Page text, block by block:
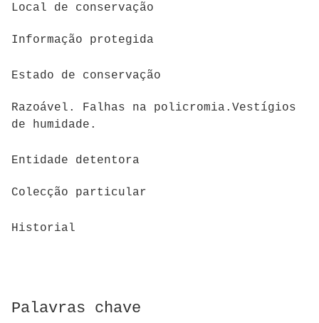
Local de conservação
Informação protegida
Estado de conservação
Razoável. Falhas na policromia.Vestígios
de humidade.
Entidade detentora
Colecção particular
Historial
Palavras chave